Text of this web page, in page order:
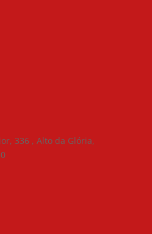
336 , Alto da Glória,